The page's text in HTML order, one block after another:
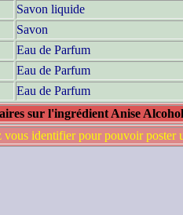
Savon liquide
Savon
Eau de Parfum
Eau de Parfum
Eau de Parfum
sur l'ingrédient Anise Alcohol
vous identifier pour pouvoir poster